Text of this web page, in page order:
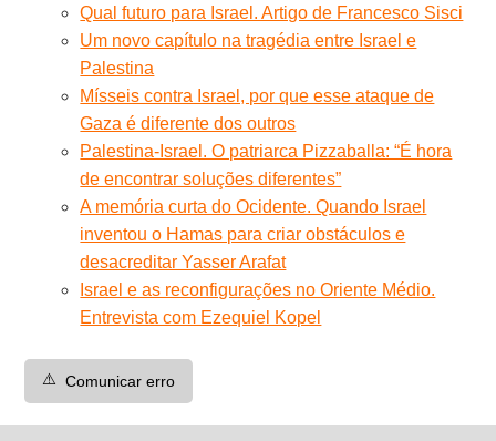
Qual futuro para Israel. Artigo de Francesco Sisci
Um novo capítulo na tragédia entre Israel e
Palestina
Mísseis contra Israel, por que esse ataque de
Gaza é diferente dos outros
Palestina-Israel. O patriarca Pizzaballa: “É hora
de encontrar soluções diferentes”
A memória curta do Ocidente. Quando Israel
inventou o Hamas para criar obstáculos e
desacreditar Yasser Arafat
Israel e as reconfigurações no Oriente Médio.
Entrevista com Ezequiel Kopel
⚠️ Comunicar erro